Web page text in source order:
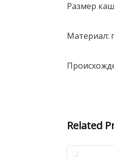
Размер
Материал:
Related